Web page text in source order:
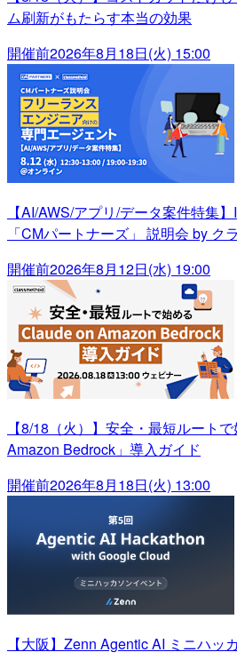
ム刷新がもたらす本当の効果
開催前2026年8月18日(火) 15:00
【AI/AWS/アプリ/データ案件特集
「CMパートナーズ」 説明会 by ク
開催前2026年8月12日(水) 19:00
【8/18（火）】安全・最短ルート
Amazon Bedrock」導入ガイド
開催前2026年8月18日(火) 13:00
【大阪】Zenn Agentic AI ミニハッ